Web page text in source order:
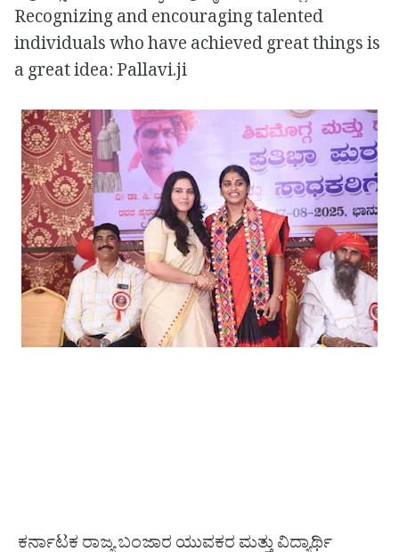
Recognizing and encouraging talented
individuals who have achieved great things is
a great idea: Pallavi.ji
ಕರ್ನಾಟಕ ರಾಜ್ಯ ಬಂಜಾರ ಯುವಕರ ಮತ್ತು ವಿದ್ಯಾರ್ಥಿ